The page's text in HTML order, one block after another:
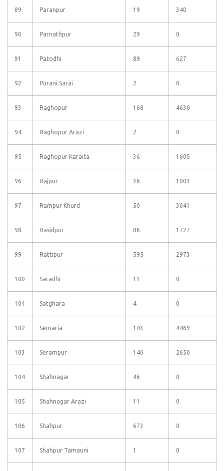
89 Paranpur 19 340
90 Parnathpur 29 0
91 Patodhi 89 627
92 Purani Sarai 2 0
93 Raghopur 168 4630
94 Raghopur Arazi 2 0
95 Raghopur Karaita 36 1605
96 Rajpur 36 1003
97 Rampur Khurd 50 3041
98 Rasidpur 86 1727
99 Rattipur 595 2973
100 Saradhi 11 0
101 Satghara 4 0
102 Semaria 143 4469
103 Serampur 146 2650
104 Shahnagar 46 0
105 Shahnagar Arazi 11 0
106 Shahpur 673 0
107 Shahpur Tamauni 1 0